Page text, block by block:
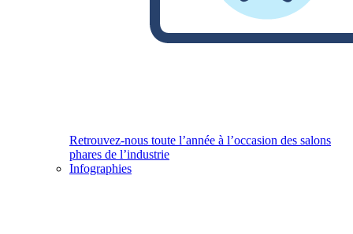
Retrouvez-nous toute l’année à l’occasion des salons
phares de l’industrie
Infographies